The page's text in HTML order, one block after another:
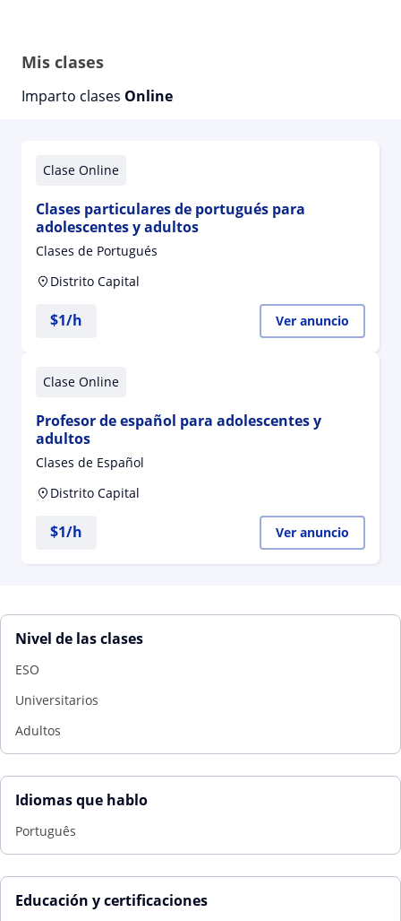
Mis clases
Imparto clases Online
Clase Online
Clases particulares de portugués para
adolescentes y adultos
Clases de Portugués
Distrito Capital
$1/h Ver anuncio
Clase Online
Profesor de español para adolescentes y
adultos
Clases de Español
Distrito Capital
$1/h Ver anuncio
Nivel de las clases
ESO
Universitarios
Adultos
Idiomas que hablo
Português
Educación y certificaciones